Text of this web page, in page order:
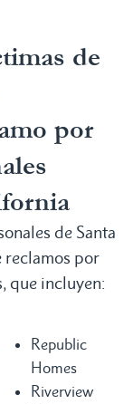
de
por
de Santa
reclamos por
que incluyen:
Republic
Homes
Riverview